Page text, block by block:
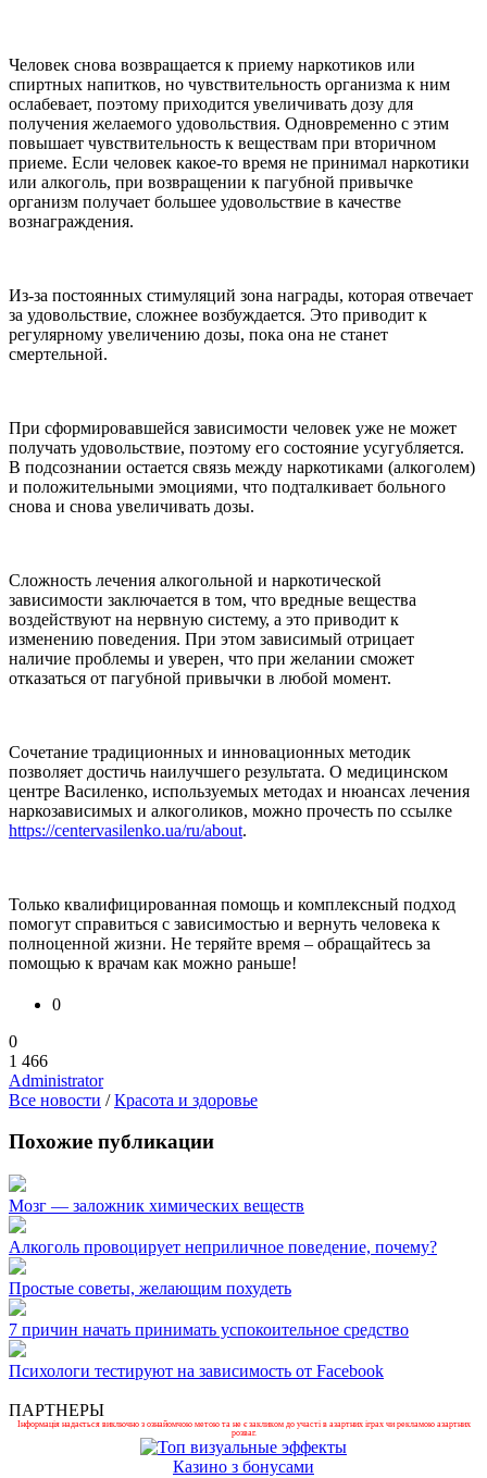
Человек снова возвращается к приему наркотиков или
спиртных напитков, но чувствительность организма к ним
ослабевает, поэтому приходится увеличивать дозу для
получения желаемого удовольствия. Одновременно с этим
повышает чувствительность к веществам при вторичном
приеме. Если человек какое-то время не принимал наркотики
или алкоголь, при возвращении к пагубной привычке
организм получает большее удовольствие в качестве
вознаграждения.
Из-за постоянных стимуляций зона награды, которая отвечает
за удовольствие, сложнее возбуждается. Это приводит к
регулярному увеличению дозы, пока она не станет
смертельной.
При сформировавшейся зависимости человек уже не может
получать удовольствие, поэтому его состояние усугубляется.
В подсознании остается связь между наркотиками (алкоголем)
и положительными эмоциями, что подталкивает больного
снова и снова увеличивать дозы.
Сложность лечения алкогольной и наркотической
зависимости заключается в том, что вредные вещества
воздействуют на нервную систему, а это приводит к
изменению поведения. При этом зависимый отрицает
наличие проблемы и уверен, что при желании сможет
отказаться от пагубной привычки в любой момент.
Сочетание традиционных и инновационных методик
позволяет достичь наилучшего результата. О медицинском
центре Василенко, используемых методах и нюансах лечения
наркозависимых и алкоголиков, можно прочесть по ссылке
https://centervasilenko.ua/ru/about.
Только квалифицированная помощь и комплексный подход
помогут справиться с зависимостью и вернуть человека к
полноценной жизни. Не теряйте время – обращайтесь за
помощью к врачам как можно раньше!
0
0
1 466
Administrator
Все новости /Красота и здоровье
Похожие публикации
Мозг — заложник химических веществ
Алкоголь провоцирует неприличное поведение, почему?
Простые советы, желающим похудеть
7 причин начать принимать успокоительное средство
Психологи тестируют на зависимость от Facebook
ПАРТНЕРЫ
Інформація надається виключно з ознайомчою метою та не є закликом до участі в азартних іграх чи рекламою азартних
розваг.
Казино з бонусами